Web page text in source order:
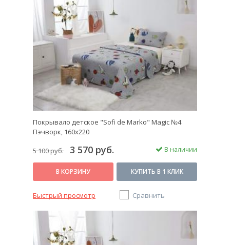
Покрывало детское "Sofi de Marko" Magic №4
Пэчворк, 160х220
5 100 руб. 3 570 руб. В наличии
В КОРЗИНУ КУПИТЬ В 1 КЛИК
Быстрый просмотр Сравнить